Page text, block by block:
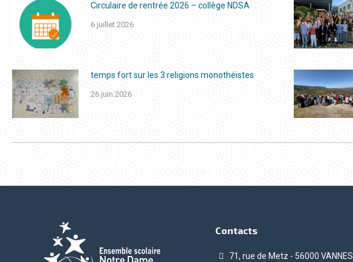
Circulaire de rentrée 2026 – collège NDSA
6 juillet 2026
temps fort sur les 3 religions monothéistes
26 juin 2026
Contacts
71, rue de Metz - 56000 VANNES